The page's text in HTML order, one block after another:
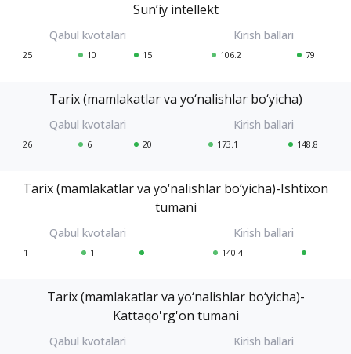
Sun’iy intellekt
25 10 15 106.2 79
Tarix (mamlakatlar va yo‘nalishlar bo‘yicha)
26 6 20 173.1 148.8
Tarix (mamlakatlar va yo‘nalishlar bo‘yicha)-Ishtixon
tumani
1 1 - 140.4 -
Tarix (mamlakatlar va yo‘nalishlar bo‘yicha)-
Kattaqo'rg'on tumani